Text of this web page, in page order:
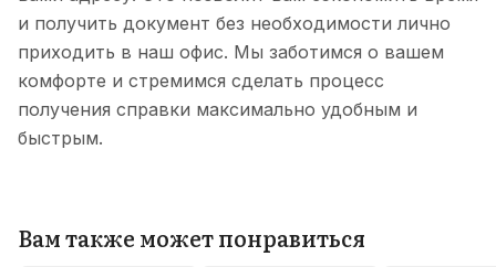
и получить документ без необходимости лично
приходить в наш офис. Мы заботимся о вашем
комфорте и стремимся сделать процесс
получения справки максимально удобным и
быстрым.
Вам также может понравиться